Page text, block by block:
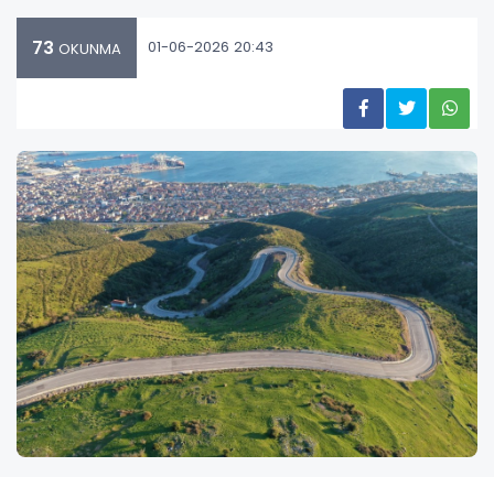
73 OKUNMA 01-06-2026 20:43